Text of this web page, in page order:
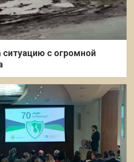
ситуацию с огромной